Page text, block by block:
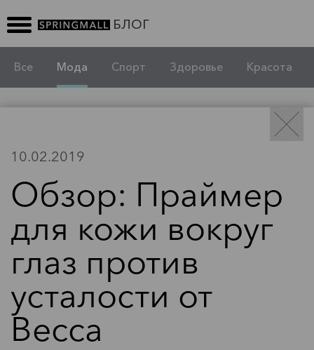
БЛОГ
Все Мода Спорт Здоровье Красота
Мода
Обзор: ПОДВОДКА ДЛЯ ВЕК
10.02.2019
Обзор: Праймер
для кожи вокруг
глаз против
усталости от
Becca